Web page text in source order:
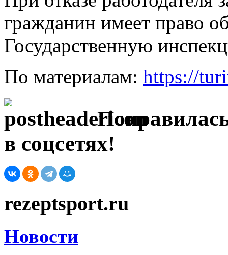
гражданин имеет право
Государственную
По материалам: https://
в соцсетях!
rezeptsport.ru
Новости